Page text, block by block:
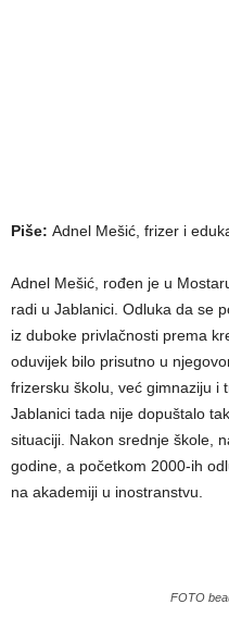
Piše: Adnel Mešić, frizer i
Adnel Mešić, rođen je u
radi u Jablanici. Odluka da se
iz duboke privlačnosti prema
oduvijek bilo prisutno u
frizersku školu, već gimnaziju i
Jablanici tada nije dopuštalo
situaciji. Nakon srednje škole,
godine, a početkom 2000-ih
na akademiji u inostranstvu.
FOTO